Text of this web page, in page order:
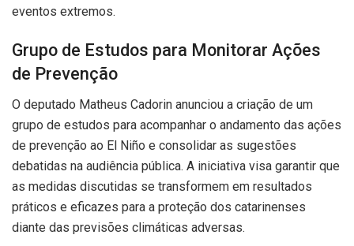
eventos extremos.
Grupo de Estudos para Monitorar Ações
de Prevenção
O deputado Matheus Cadorin anunciou a criação de um
grupo de estudos para acompanhar o andamento das ações
de prevenção ao El Niño e consolidar as sugestões
debatidas na audiência pública. A iniciativa visa garantir que
as medidas discutidas se transformem em resultados
práticos e eficazes para a proteção dos catarinenses
diante das previsões climáticas adversas.